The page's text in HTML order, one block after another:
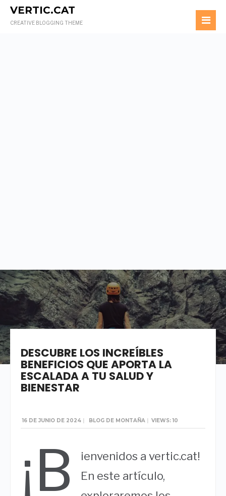
VERTIC.CAT
CREATIVE BLOGGING THEME
DESCUBRE LOS INCREÍBLES
BENEFICIOS QUE APORTA LA
ESCALADA A TU SALUD Y
BIENESTAR
16 DE JUNIO DE 2024 | BLOG DE MONTAÑA | VIEWS: 10
¡B
ienvenidos a vertic.cat!
En este artículo,